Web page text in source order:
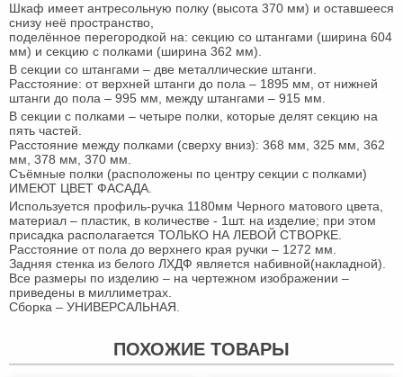
Шкаф имеет антресольную полку (высота 370 мм) и оставшееся
снизу неё пространство,
поделённое перегородкой на: секцию со штангами (ширина 604
мм) и секцию с полками (ширина 362 мм).
В секции со штангами – две металлические штанги.
Расстояние: от верхней штанги до пола – 1895 мм, от нижней
штанги до пола – 995 мм, между штангами – 915 мм.
В секции с полками – четыре полки, которые делят секцию на
пять частей.
Расстояние между полками (сверху вниз): 368 мм, 325 мм, 362
мм, 378 мм, 370 мм.
Съёмные полки (расположены по центру секции с полками)
ИМЕЮТ ЦВЕТ ФАСАДА.
Используется профиль-ручка 1180мм Черного матового цвета,
материал – пластик, в количестве - 1шт. на изделие; при этом
присадка располагается ТОЛЬКО НА ЛЕВОЙ СТВОРКЕ.
Расстояние от пола до верхнего края ручки – 1272 мм.
Задняя стенка из белого ЛХДФ является набивной(накладной).
Все размеры по изделию – на чертежном изображении –
приведены в миллиметрах.
Сборка – УНИВЕРСАЛЬНАЯ.
ПОХОЖИЕ ТОВАРЫ